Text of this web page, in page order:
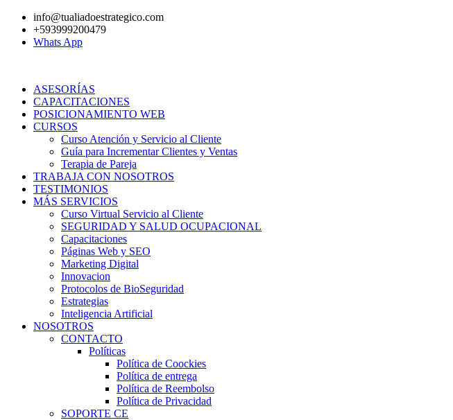
contenido
info@tualiadoestrategico.com
+593999200479
Whats App
ASESORÍAS
CAPACITACIONES
POSICIONAMIENTO WEB
CURSOS
Curso Atención y Servicio al Cliente
Guía para Incrementar Clientes y Ventas
Terapia de Pareja
TRABAJA CON NOSOTROS
TESTIMONIOS
MÁS SERVICIOS
Curso Virtual Servicio al Cliente
SEGURIDAD Y SALUD OCUPACIONAL
Capacitaciones
Páginas Web y SEO
Marketing Digital
Innovacion
Protocolos de BioSeguridad
Estrategias
Inteligencia Artificial
NOSOTROS
CONTACTO
Políticas
Política de Coockies
Política de entrega
Política de Reembolso
Política de Privacidad
SOPORTE CE